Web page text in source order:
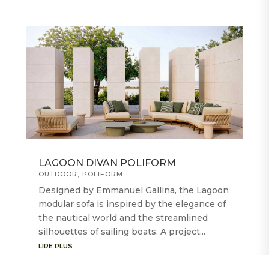
LAGOON DIVAN POLIFORM
OUTDOOR , POLIFORM
Designed by Emmanuel Gallina, the Lagoon
modular sofa is inspired by the elegance of
the nautical world and the streamlined
silhouettes of sailing boats. A project...
LIRE PLUS